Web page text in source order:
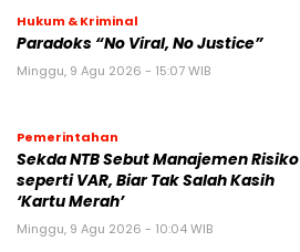
Hukum & Kriminal
Paradoks “No Viral, No Justice”
Minggu, 9 Agu 2026 - 15:07 WIB
Pemerintahan
Sekda NTB Sebut Manajemen Risiko
seperti VAR, Biar Tak Salah Kasih
‘Kartu Merah’
Minggu, 9 Agu 2026 - 10:04 WIB